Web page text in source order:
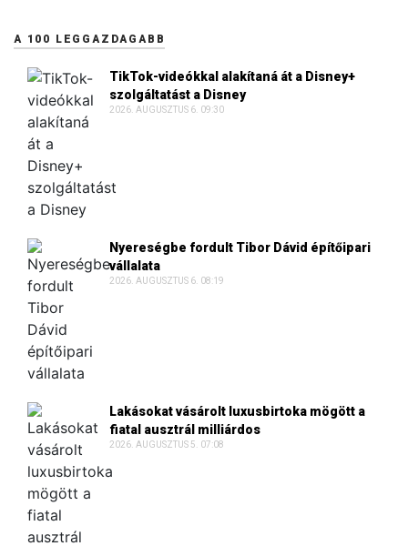
A 100 LEGGAZDAGABB
TikTok-videókkal alakítaná át a Disney+
szolgáltatást a Disney
2026. AUGUSZTUS 6. 09:30
Nyereségbe fordult Tibor Dávid építőipari
vállalata
2026. AUGUSZTUS 6. 08:19
Lakásokat vásárolt luxusbirtoka mögött a
fiatal ausztrál milliárdos
2026. AUGUSZTUS 5. 07:08